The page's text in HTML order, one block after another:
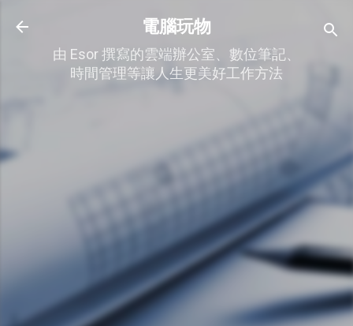
跳到主要內容
電腦玩物
由 Esor 撰寫的雲端辦公室、數位筆記、
時間管理等讓人生更美好工作方法